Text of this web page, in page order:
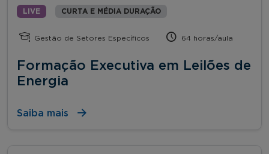
LIVE CURTA E MÉDIA DURAÇÃO
Gestão de Setores Específicos 64 horas/aula
Formação Executiva em Leilões de
Energia
Saiba mais